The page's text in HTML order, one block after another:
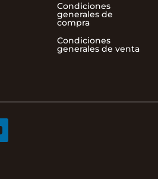
Condiciones
generales de
compra
Condiciones
generales de venta